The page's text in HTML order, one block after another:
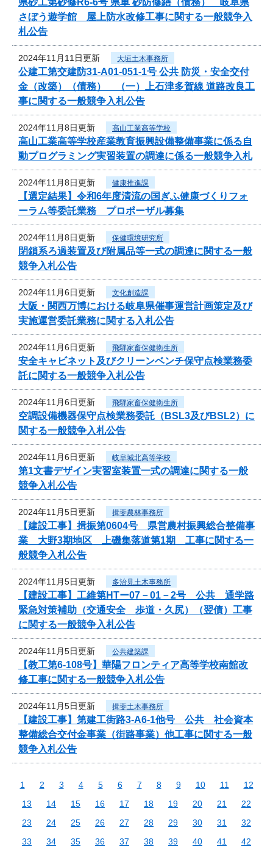
さぼう遊学館 屋上防水改修工事に関する一般競争入
札公告
2024年11月11日更新 大垣土木事務所
公建工第交建防31-A01-051-1号 公共 防災・安全交付
金（改築）（債務） （一）上石津多賀線 道路改良工
事に関する一般競争入札公告
2024年11月8日更新 高山工業高等学校
高山工業高等学校産業教育振興設備整備事業に係る自
動プログラミング実習装置の調達に係る一般競争入札
2024年11月8日更新 健康推進課
【選定結果】令和6年度清流の国ぎふ健康づくりフォ
ーラム等委託業務 プロポーザル募集
2024年11月8日更新 保健環境研究所
閉鎖系ろ過装置及び附属品等一式の調達に関する一般
競争入札公告
2024年11月6日更新 文化創造課
大阪・関西万博における岐阜県催事運営計画策定及び
実施運営委託業務に関する入札公告
2024年11月6日更新 飛騨家畜保健衛生所
安全キャビネット及びクリーンベンチ保守点検業務委
託に関する一般競争入札公告
2024年11月6日更新 飛騨家畜保健衛生所
空調設備機器保守点検業務委託（BSL3及びBSL2）に
関する一般競争入札公告
2024年11月6日更新 岐阜城北高等学校
第1文書デザイン実習室装置一式の調達に関する一般
競争入札公告
2024年11月5日更新 揖斐農林事務所
【建設工事】揖振第0604号 県営農村振興総合整備事
業 大野3期地区 上磯集落道第1期 工事に関する一
般競争入札公告
2024年11月5日更新 多治見土木事務所
【建設工事】工維第HTー07－01－2号 公共 通学路
緊急対策補助（交通安全 歩道・久尻）（翌債）工事
に関する一般競争入札公告
2024年11月5日更新 公共建築課
【教工第6-108号】華陽フロンティア高等学校南館改
修工事に関する一般競争入札公告
2024年11月5日更新 揖斐土木事務所
【建設工事】第建工街路3-A6-1他号 公共 社会資本
整備総合交付金事業（街路事業）他工事に関する一般
競争入札公告
1 2 3 4 5 6 7 8 9 10 11
12
13
14 15 16 17 18 19 20 21
22
23
24 25 26 27 28 29 30 31
32
33
34 35 36 37 38 39 40 41
42